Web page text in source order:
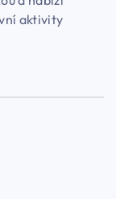
aktivity